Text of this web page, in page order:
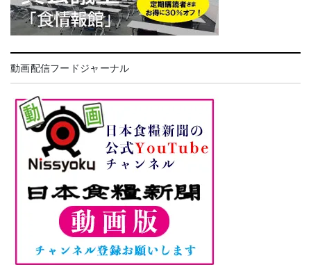
動画配信フードジャーナル